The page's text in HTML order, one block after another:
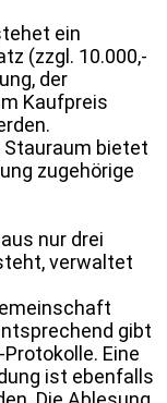
ein
(zzgl. 10.000,-
der
Kaufpreis
bietet
zugehörige
nur drei
verwaltet
gibt
Eine
ist ebenfalls